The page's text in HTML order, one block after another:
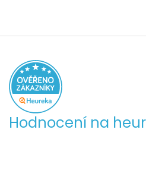
Hodnocení na